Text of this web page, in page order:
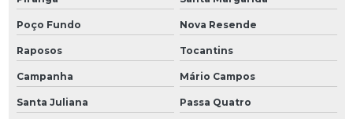
Poço Fundo Nova Resende
Raposos Tocantins
Campanha Mário Campos
Santa Juliana Passa Quatro